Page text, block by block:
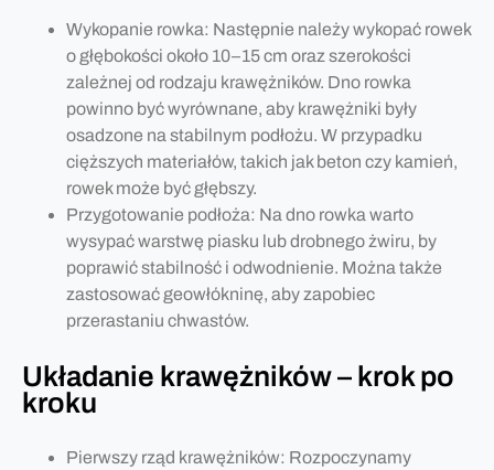
Wykopanie rowka: Następnie należy wykopać rowek
o głębokości około 10–15 cm oraz szerokości
zależnej od rodzaju krawężników. Dno rowka
powinno być wyrównane, aby krawężniki były
osadzone na stabilnym podłożu. W przypadku
cięższych materiałów, takich jak beton czy kamień,
rowek może być głębszy.
Przygotowanie podłoża: Na dno rowka warto
wysypać warstwę piasku lub drobnego żwiru, by
poprawić stabilność i odwodnienie. Można także
zastosować geowłókninę, aby zapobiec
przerastaniu chwastów.
Układanie krawężników – krok po
kroku
Pierwszy rząd krawężników: Rozpoczynamy